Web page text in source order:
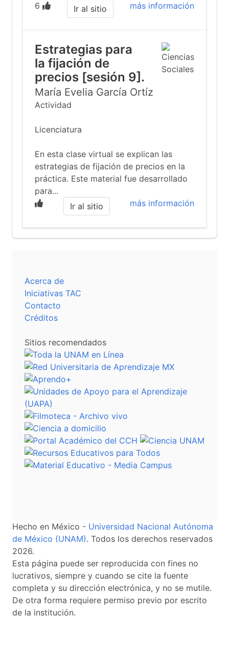
6
más información
Ir al sitio
Estrategias para
la fijación de
precios [sesión 9].
María Evelia García Ortíz
Actividad
Licenciatura
En esta clase virtual se explican las
estrategias de fijación de precios en la
práctica. Este material fue desarrollado
para...
más información
Ir al sitio
Acerca de
Iniciativas TAC
Contacto
Créditos
Sitios recomendados
Hecho en México - Universidad Nacional Autónoma
de México (UNAM). Todos los derechos reservados
2026.
Esta página puede ser reproducida con fines no
lucrativos, siempre y cuando se cite la fuente
completa y su dirección electrónica, y no se mutile.
De otra forma requiere permiso previo por escrito
de la institución.